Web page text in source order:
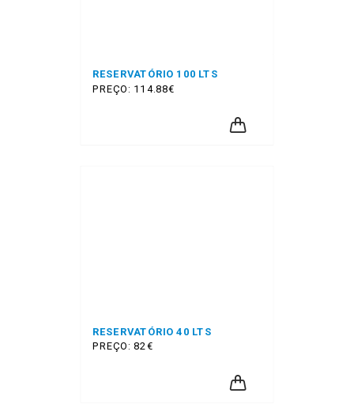
RESERVATÓRIO 100 LTS
PREÇO: 114.88€
RESERVATÓRIO 40 LTS
PREÇO: 82€